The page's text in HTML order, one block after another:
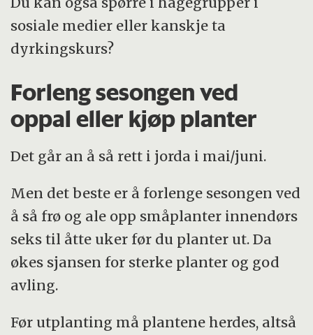
sosiale medier eller kanskje ta
dyrkingskurs?
Forleng sesongen ved
oppal eller kjøp planter
Det går an å så rett i jorda i mai/juni.
Men det beste er å forlenge sesongen ved
å så frø og ale opp småplanter innendørs
seks til åtte uker før du planter ut. Da
økes sjansen for sterke planter og god
avling.
Før utplanting må plantene herdes, altså